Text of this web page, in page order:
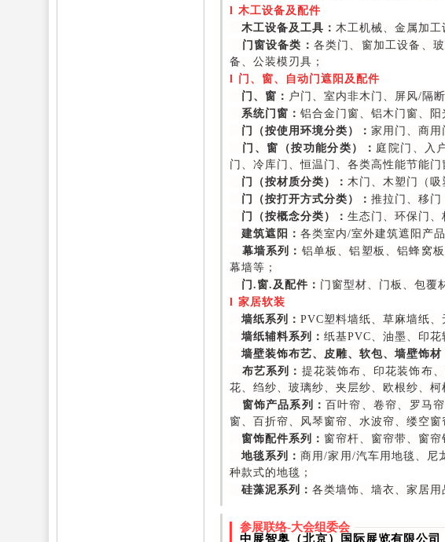
l 木工设备及配件
木工设备及工具： 木工机械、金属加
门窗设备类： 各类门、窗加工设备、
备、公装模刃具；
l 门、窗、自动门遮阳及配件
门、窗： 户门、室内非木门、屏风/隔
系统门窗： 铝合金门窗、铝木门窗、阳
门（按使用环境分类）： 家用门、商用
门、窗（按功能分类）： 庭院门、入
门、冷库门、恒温门、各类高性能节能门
门（按材质分类）： 木门、木塑门（
门（按打开方式分类）： 推拉门、移门
门（按概念分类）： 生态门、环保门、
建筑遮阳： 各类室内/室外建筑遮阳产
幕墙系列： 铝单板、铝塑板、铝蜂窝
幕墙等；
门.窗.及配件： 门窗型材、门板、包覆
l 家居软装
墙纸系列： PVC塑料墙纸、草麻墙纸
墙纸辅料系列： 纸基PVC、油墨、印花
墙壁装饰布艺、皮雕、软包、墙壁饰材
布艺系列： 提花装饰布、印花装饰布
花、绉纱、玻璃纱、夹层纱、欧根纱、
窗饰产品系列：百叶帘、卷帘、罗马
窗、百折帘、风琴窗帘、水波帘、缕空
窗饰配件系列： 窗帘杆、窗帘带、窗
地毯系列：商用/家用/汽车用地毯、尼
种款式的地毯；
硅藻泥系列： 各类墙饰、墙衣、家居用
参展联络-大会组委会
中展智奥（北京）国际展览有限公司